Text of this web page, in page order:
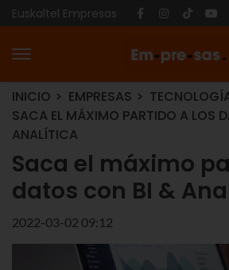
Euskaltel Empresas
INICIO EMPRESAS
SACA EL MÁXIMO PARTIDO A LOS
ANALÍTICA
Saca el máximo
datos con BI &
2022-03-02 09:12